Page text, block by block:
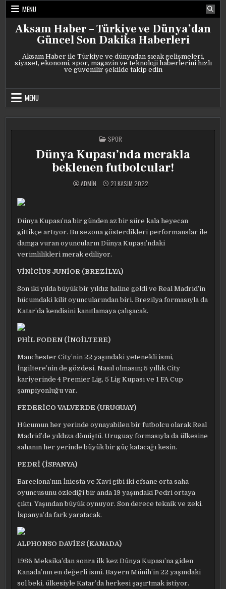
Skip
content
MENU
Aksam Haber – Türkiye ve Dünya’dan
Güncel Son Dakika Haberleri
Aksam Haber ile Türkiye ve dünyadan sıcak gelişmeleri,
siyaset, ekonomi, spor, magazin ve teknoloji haberlerini hızlı
ve güvenilir şekilde takip edin
MENU
POSTED
IN
SPOR
Dünya Kupası’nda merakla
beklenen futbolcular!
ADMIN 21 KASIM 2022
Dünya Kupası’na bir günden az bir süre kala heyecan
gittikçe artıyor. Bu sezona gösterdikleri performanslar ile
damga vuran oyuncuların Dünya Kupası’ndaki
verimlilikleri merak ediliyor.
VİNİCİUS JUNİOR (BREZİLYA)
Son iki yılda büyük bir yıldız haline geldi ve Real Madrid’in
hücumdaki kilit oyuncularından biri. Brezilya formasıyla da
Katar’da kendisini kanıtlamaya çalışacak.
PHİL FODEN (İNGİLTERE)
Manchester City’nin 22 yaşındaki yetenekli ismi,
İngiltere’nin de gözdesi. Nasıl olmasın; 5 yıllık City
kariyerinde 4 Premier Lig, 5 Lig Kupası ve 1 FA Cup
şampiyonluğu var.
FEDERİCO VALVERDE (URUGUAY)
Hücumun her yerinde oynayabilen bir futbolcu olarak Real
Madrid’de yıldıza dönüştü. Uruguay formasıyla da ülkesine
sahanın her yerinde büyük bir güç katacağı kesin.
PEDRİ (İSPANYA)
Barcelona’nın İniesta ve Xavi gibi iki efsane orta saha
oyuncusunu özlediği bir anda 19 yaşındaki Pedri ortaya
çıktı. Yaşından büyük oynuyor. Son derece teknik ve zeki.
İspanya’da fark yaratacak.
ALPHONSO DAVİES (KANADA)
1986 Meksika’dan sonra ilk kez Dünya Kupası’na giden
Kanada’nın en değerli ismi. Bayern Münih’in 22 yaşındaki
sol beki, ülkesiyle Katar’da herkesi şaşırtmak istiyor.